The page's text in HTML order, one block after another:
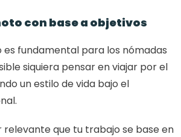
con base a objetivos
fundamental para los nómadas
siquiera pensar en viajar por el
un estilo de vida bajo el
relevante que tu trabajo se base en